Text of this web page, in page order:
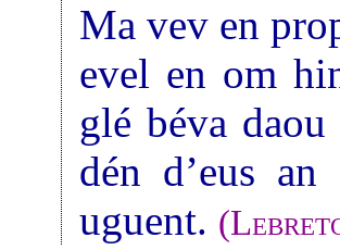
Ma vev en
evel en om
glé béva
dén d’eus
uguent. (